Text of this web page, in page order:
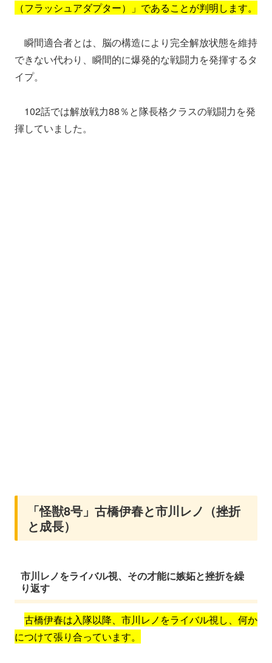
（フラッシュアダプター）」であることが判明します。
瞬間適合者とは、脳の構造により完全解放状態を維持
できない代わり、瞬間的に爆発的な戦闘力を発揮するタ
イプ。
102話では解放戦力88％と隊長格クラスの戦闘力を発
揮していました。
「怪獣8号」古橋伊春と市川レノ（挫折
と成長）
市川レノをライバル視、その才能に嫉妬と挫折を繰
り返す
古橋伊春は入隊以降、市川レノをライバル視し、何か
につけて張り合っています。